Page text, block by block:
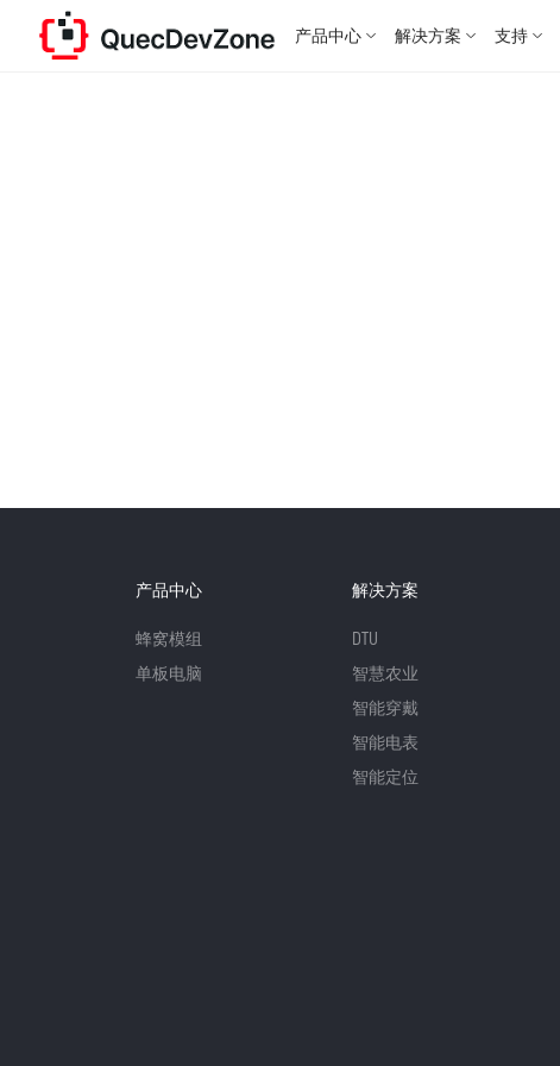
产品中心 解决方案 支持
产品中心
蜂窝模组
单板电脑
解决方案
DTU
智慧农业
智能穿戴
智能电表
智能定位